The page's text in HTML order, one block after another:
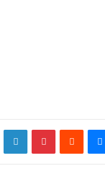
Linkedin PinterestReddit